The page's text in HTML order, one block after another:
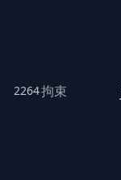
2264拘束